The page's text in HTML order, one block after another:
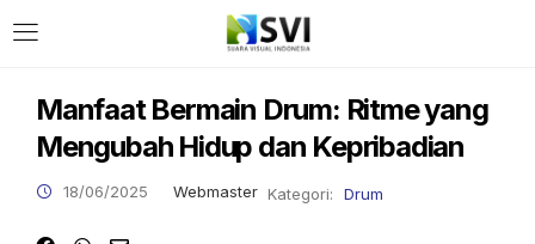
Manfaat Bermain Drum: Ritme yang
Mengubah Hidup dan Kepribadian
18/06/2025 Webmaster Kategori: Drum